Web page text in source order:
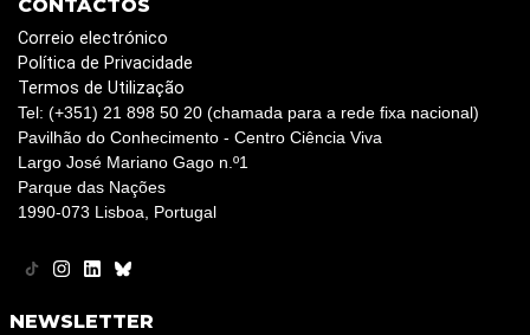
CONTACTOS
Correio electrónico
Política de Privacidade
Termos de Utilização
Tel: (+351) 21 898 50 20 (chamada para a rede fixa nacional)
Pavilhão do Conhecimento - Centro Ciência Viva
Largo José Mariano Gago n.º1
Parque das Nações
1990-073 Lisboa, Portugal
NEWSLETTER